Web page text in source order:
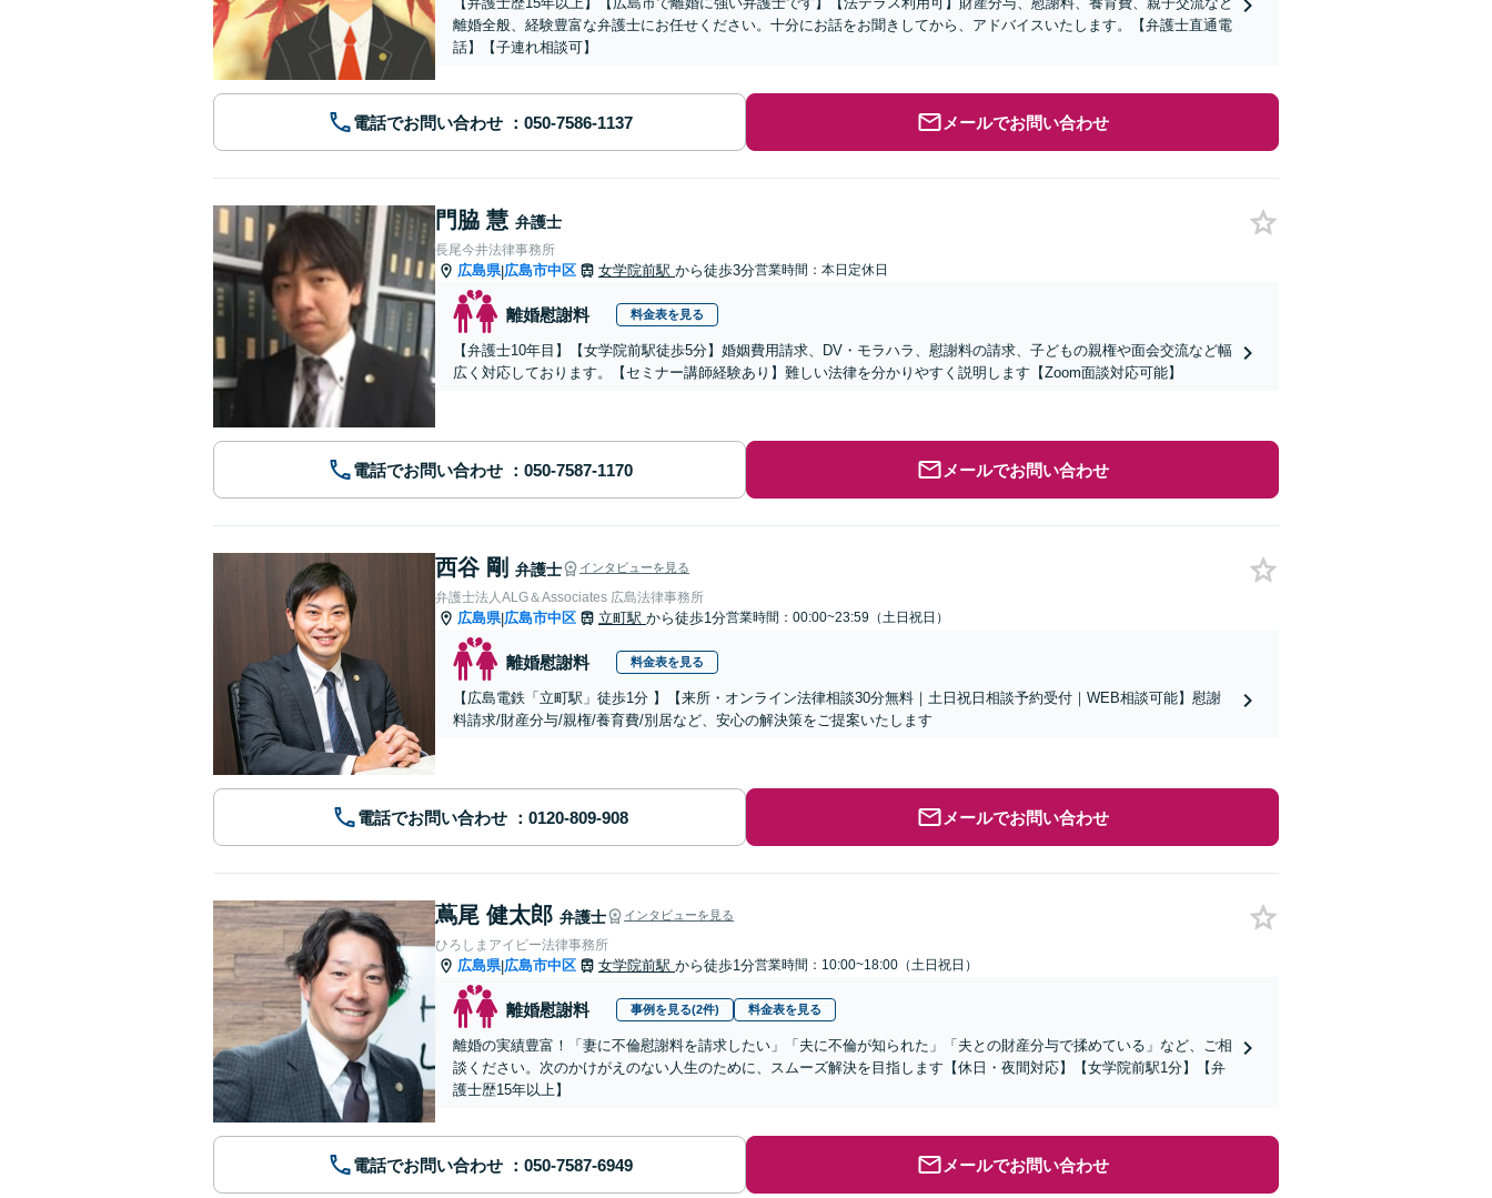
離婚全般、経験豊富な弁護士にお任せください。十分にお話をお聞きしてから、アドバイスいたします。【弁護士直通電
話】【子連れ相談可】
電話でお問い合わせ メールでお問い合わせ
門脇 慧 弁護士
長尾今井法律事務所
広島県|広島市中区 女学院前駅 から徒歩3分営業時間：本日定休日
離婚慰謝料 料金表を見る
【弁護士10年目】【女学院前駅徒歩5分】婚姻費用請求、DV・モラハラ、慰謝料の請求、子どもの親権や面会交流など幅
広く対応しております。【セミナー講師経験あり】難しい法律を分かりやすく説明します【Zoom面談対応可能】
電話でお問い合わせ メールでお問い合わせ
西谷 剛 弁護士 インタビューを見る
弁護士法人ALG＆Associates 広島法律事務所
広島県|広島市中区 立町駅 から徒歩1分営業時間：00:00~23:59（土日祝日）
離婚慰謝料 料金表を見る
【広島電鉄「立町駅」徒歩1分 】【来所・オンライン法律相談30分無料｜土日祝日相談予約受付｜WEB相談可能】慰謝
料請求/財産分与/親権/養育費/別居など、安心の解決策をご提案いたします
電話でお問い合わせ メールでお問い合わせ
蔦尾 健太郎 弁護士 インタビューを見る
ひろしまアイビー法律事務所
広島県|広島市中区 女学院前駅 から徒歩1分営業時間：10:00~18:00（土日祝日）
離婚慰謝料 事例を見る(2件) 料金表を見る
離婚の実績豊富！「妻に不倫慰謝料を請求したい」「夫に不倫が知られた」「夫との財産分与で揉めている」など、ご相
談ください。次のかけがえのない人生のために、スムーズ解決を目指します【休日・夜間対応】【女学院前駅1分】【弁
護士歴15年以上】
電話でお問い合わせ メールでお問い合わせ